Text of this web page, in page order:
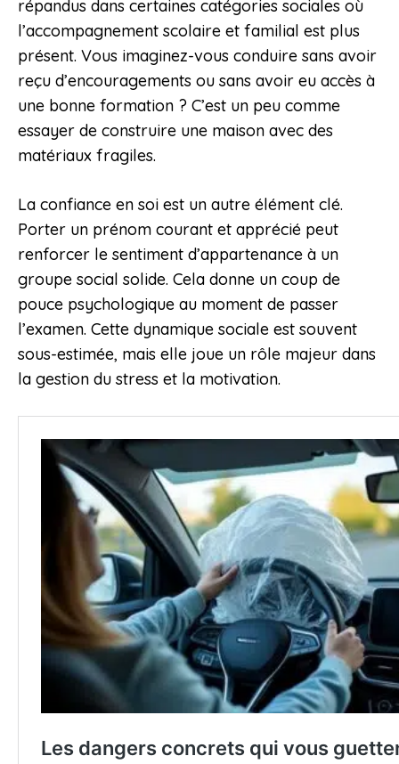
répandus dans certaines catégories sociales où
l’accompagnement scolaire et familial est plus
présent. Vous imaginez-vous conduire sans avoir
reçu d’encouragements ou sans avoir eu accès à
une bonne formation ? C’est un peu comme
essayer de construire une maison avec des
matériaux fragiles.
La confiance en soi est un autre élément clé.
Porter un prénom courant et apprécié peut
renforcer le sentiment d’appartenance à un
groupe social solide. Cela donne un coup de
pouce psychologique au moment de passer
l’examen. Cette dynamique sociale est souvent
sous-estimée, mais elle joue un rôle majeur dans
la gestion du stress et la motivation.